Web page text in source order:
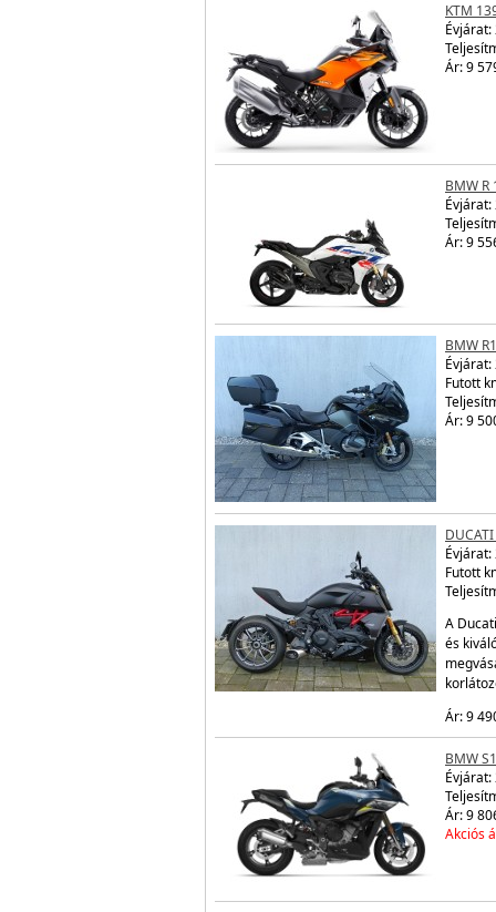
KTM
Évjárat:
Ár: 9
BMW R
Évjárat:
Ár: 9
BMW
Évjárat:
Futott
Ár: 9
Évjárat:
Futott
A
és
Ár: 9
BMW
Évjárat:
Ár: 9
Akciós